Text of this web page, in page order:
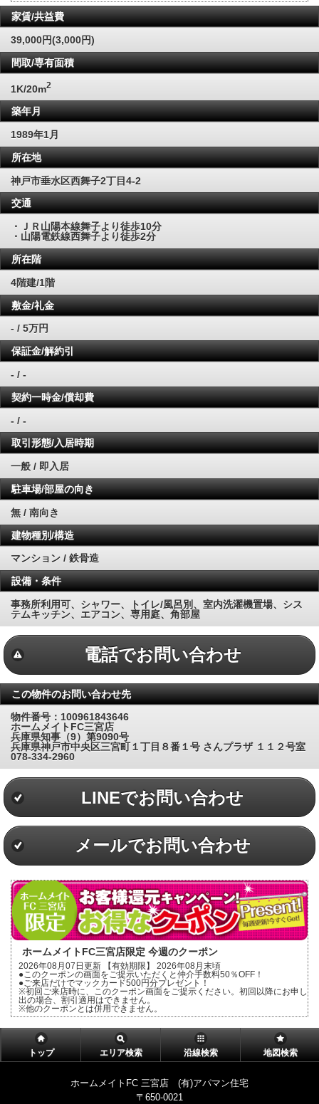
家賃/共益費
39,000円(3,000円)
間取/専有面積
1K/20m2
築年月
1989年1月
所在地
神戸市垂水区西舞子2丁目4-2
交通
・ＪＲ山陽本線舞子より徒歩10分
・山陽電鉄線西舞子より徒歩2分
所在階
4階建/1階
敷金/礼金
- / 5万円
保証金/解約引
- / -
契約一時金/償却費
- / -
取引形態/入居時期
一般 / 即入居
駐車場/部屋の向き
無 / 南向き
建物種別/構造
マンション / 鉄骨造
設備・条件
事務所利用可、シャワー、トイレ/風呂別、室内洗濯機置場、シス
テムキッチン、エアコン、専用庭、角部屋
電話でお問い合わせ
この物件のお問い合わせ先
物件番号：100961843646
ホームメイトFC三宮店
兵庫県知事（9）第9090号
兵庫県神戸市中央区三宮町１丁目８番１号 さんプラザ １１２号室
078-334-2960
LINEでお問い合わせ
メールでお問い合わせ
ホームメイトFC三宮店限定 今週のクーポン
2026年08月07日更新 【有効期限】 2026年08月末頃
●このクーポンの画面をご提示いただくと仲介手数料50％OFF！
●ご来店だけでマックカード500円分プレゼント！
※初回ご来店時に、このクーポン画面をご提示ください。初回以降にお申し
出の場合、割引適用はできません。
※他のクーポンとは併用できません。
トップ エリア検索 沿線検索 地図検索
ホームメイトFC 三宮店 (有)アパマン住宅
〒650-0021